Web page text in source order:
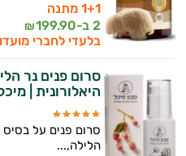
1+1 מתנה
2 ב-
199.90
₪
בלעדי לחברי
סרום פנים נר
היאלורונית |
סרום פנים על בסיס
הלילה,...